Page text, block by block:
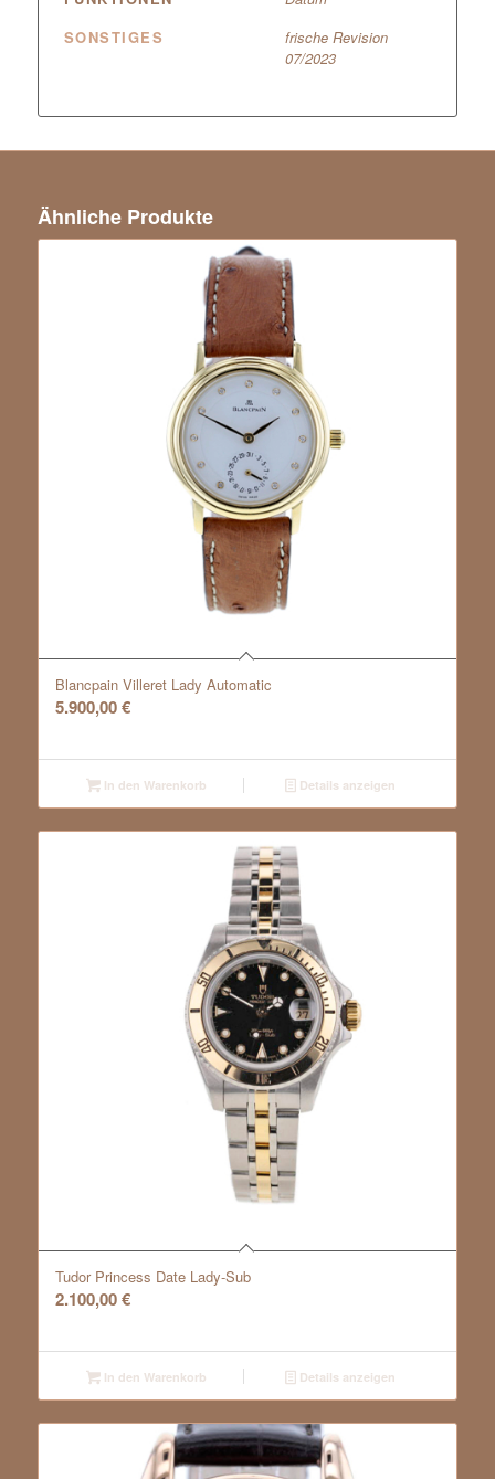
SONSTIGES
frische Revision
07/2023
Ähnliche Produkte
Blancpain Villeret Lady Automatic
5.900,00€
In den Warenkorb Details anzeigen
Tudor Princess Date Lady-Sub
2.100,00€
In den Warenkorb Details anzeigen